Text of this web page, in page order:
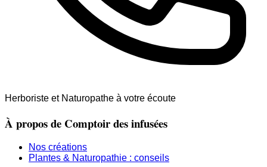
Herboriste et Naturopathe à votre écoute
À propos de Comptoir des infusées
Nos créations
Plantes & Naturopathie : conseils